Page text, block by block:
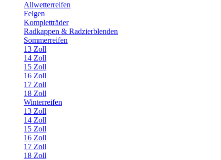
Allwetterreifen
Felgen
Kompletträder
Radkappen & Radzierblenden
Sommerreifen
13 Zoll
14 Zoll
15 Zoll
16 Zoll
17 Zoll
18 Zoll
Winterreifen
13 Zoll
14 Zoll
15 Zoll
16 Zoll
17 Zoll
18 Zoll